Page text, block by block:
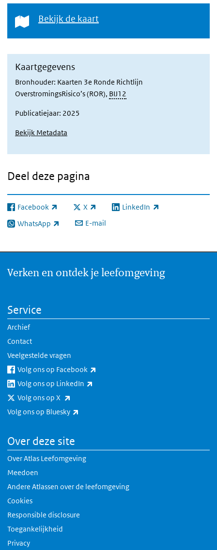
Bekijk de kaart
Bekijk de kaart
Kaartgegevens
Bronhouder: Kaarten 3e Ronde Richtlijn
OverstromingsRisico’s (ROR), BIJ12
Publicatiejaar: 2025
Bekijk Metadata
Deel deze pagina
Facebook
(externe link) X
(externe link) LinkedIn
(externe link)
WhatsApp
(externe link) E-mail
Verken en ontdek je leefomgeving
Service
Archief
Contact
Veelgestelde vragen
Volg ons op Facebook
Volg ons op LinkedIn
Volg ons op X
Volg ons op Bluesky
Over deze site
Over Atlas Leefomgeving
Meedoen
Andere Atlassen over de leefomgeving
Cookies
Responsible disclosure
Toegankelijkheid
Privacy